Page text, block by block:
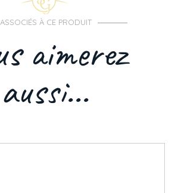
ASSOCIÉS À CE PRODUIT
aimerez
aussi...